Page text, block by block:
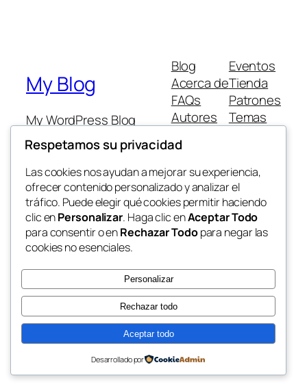
My Blog
My WordPress Blog
Blog
Acerca de
FAQs
Autores
Eventos
Tienda
Patrones
Temas
Twenty Twenty-Five Diseñado conWordPress
Respetamos su privacidad
Las cookies nos ayudan a mejorar su experiencia,
ofrecer contenido personalizado y analizar el
tráfico. Puede elegir qué cookies permitir haciendo
clic enPersonalizar. Haga clic enAceptar Todo
para consentir o enRechazar Todopara negar las
cookies no esenciales.
Personalizar
Rechazar todo
Aceptar todo
Desarrollado por